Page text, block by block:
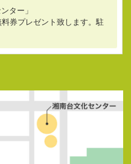
ター」
券プレゼント致します。駐